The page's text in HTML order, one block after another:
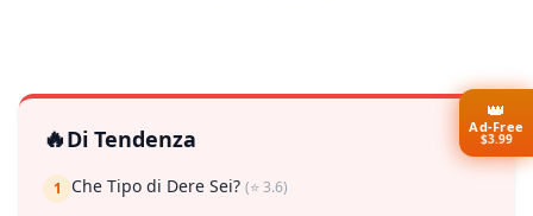
🔥Di Tendenza
1 Che Tipo di Dere Sei? (⭐ 3.6)
👑
Ad-Free
$3.99